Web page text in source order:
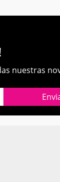
nuestras